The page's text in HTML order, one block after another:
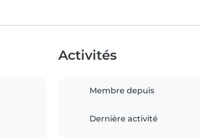
Activités
Membre depuis
Dernière activité